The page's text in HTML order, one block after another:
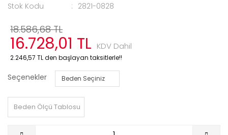
Stok Kodu
2821-0828
18.586,68 TL
16.728,01 TL KDV Dahil
2.246,57 TL den başlayan taksitlerle!!
Seçenekler
Beden Ölçü Tablosu